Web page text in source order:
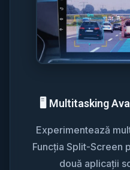
🖥️ Multitasking
Experimentează
Funcția Split-Screen
două aplicații